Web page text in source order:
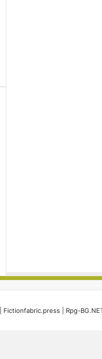
Fictionfabric.press Rpg-